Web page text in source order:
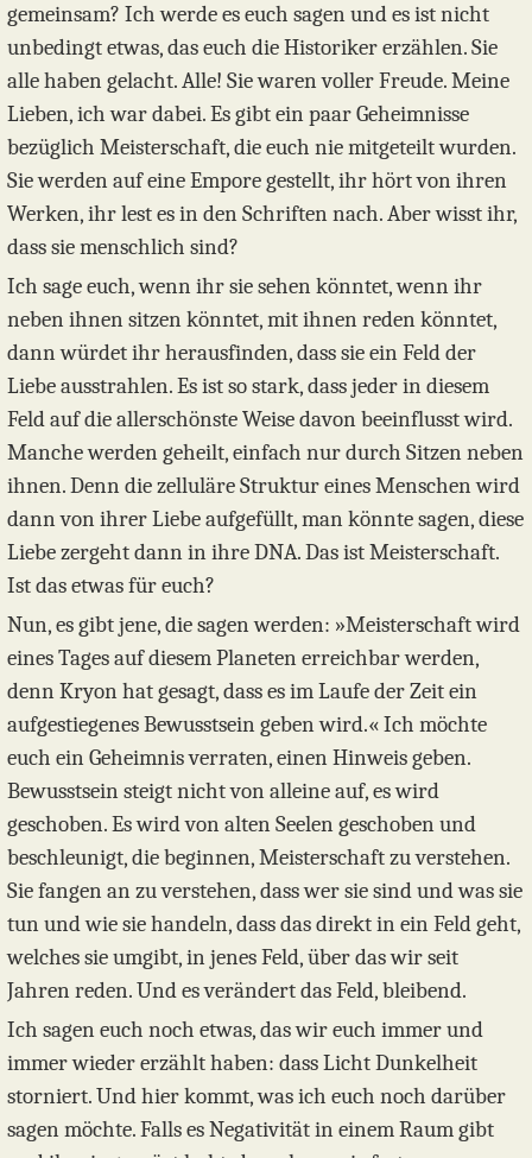
gemeinsam? Ich werde es euch sagen und es ist nicht
unbedingt etwas, das euch die Historiker erzählen. Sie
alle haben gelacht. Alle! Sie waren voller Freude. Meine
Lieben, ich war dabei. Es gibt ein paar Geheimnisse
bezüglich Meisterschaft, die euch nie mitgeteilt wurden.
Sie werden auf eine Empore gestellt, ihr hört von ihren
Werken, ihr lest es in den Schriften nach. Aber wisst ihr,
dass sie menschlich sind?
Ich sage euch, wenn ihr sie sehen könntet, wenn ihr
neben ihnen sitzen könntet, mit ihnen reden könntet,
dann würdet ihr herausfinden, dass sie ein Feld der
Liebe ausstrahlen. Es ist so stark, dass jeder in diesem
Feld auf die allerschönste Weise davon beeinflusst wird.
Manche werden geheilt, einfach nur durch Sitzen neben
ihnen. Denn die zelluläre Struktur eines Menschen wird
dann von ihrer Liebe aufgefüllt, man könnte sagen, diese
Liebe zergeht dann in ihre DNA. Das ist Meisterschaft.
Ist das etwas für euch?
Nun, es gibt jene, die sagen werden: »Meisterschaft wird
eines Tages auf diesem Planeten erreichbar werden,
denn Kryon hat gesagt, dass es im Laufe der Zeit ein
aufgestiegenes Bewusstsein geben wird.« Ich möchte
euch ein Geheimnis verraten, einen Hinweis geben.
Bewusstsein steigt nicht von alleine auf, es wird
geschoben. Es wird von alten Seelen geschoben und
beschleunigt, die beginnen, Meisterschaft zu verstehen.
Sie fangen an zu verstehen, dass wer sie sind und was sie
tun und wie sie handeln, dass das direkt in ein Feld geht,
welches sie umgibt, in jenes Feld, über das wir seit
Jahren reden. Und es verändert das Feld, bleibend.
Ich sagen euch noch etwas, das wir euch immer und
immer wieder erzählt haben: dass Licht Dunkelheit
storniert. Und hier kommt, was ich euch noch darüber
sagen möchte. Falls es Negativität in einem Raum gibt